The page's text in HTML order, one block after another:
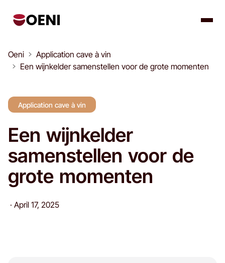
Oeni
Application cave à vin
Een wijnkelder samenstellen voor de grote momenten
Application cave à vin
Een wijnkelder
samenstellen voor de
grote momenten
· April 17, 2025